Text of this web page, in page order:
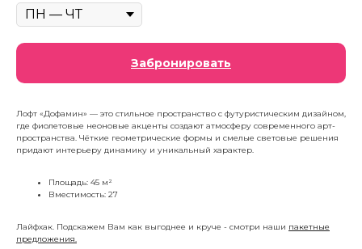
Забронировать
Лофт «Дофамин» — это стильное пространство с футуристическим дизайном,
где фиолетовые неоновые акценты создают атмосферу современного арт-
пространства. Чёткие геометрические формы и смелые световые решения
придают интерьеру динамику и уникальный характер.
Площадь: 45 м²
Вместимость: 27
Лайфхак. Подскажем Вам как выгоднее и круче - смотри наши пакетные
предложения.